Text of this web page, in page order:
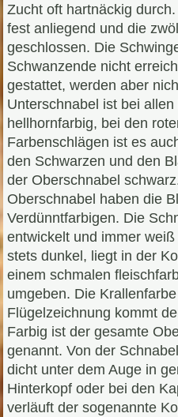
Zucht oft hartnäckig
fest anliegend und die
geschlossen. Die
Schwanzende nicht
gestattet, werden aber
Unterschnabel ist bei
hellhornfarbig, bei den
Farbenschlägen ist es
den Schwarzen und den
der Oberschnabel
Oberschnabel haben die
Verdünntfarbigen. Die
entwickelt und immer
stets dunkel, liegt in der
einem schmalen
umgeben. Die
Flügelzeichnung kommt
Farbig ist der gesamte
genannt. Von der
dicht unter dem Auge in
Hinterkopf oder bei den
verläuft der sogenannte